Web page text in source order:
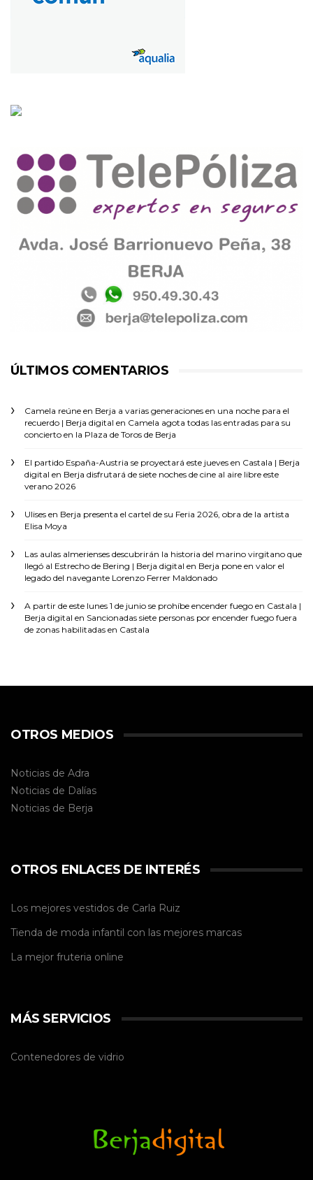
ÚLTIMOS COMENTARIOS
Camela reúne en Berja a varias generaciones en una noche para el
recuerdo | Berja digital en Camela agota todas las entradas para su
concierto en la Plaza de Toros de Berja
El partido España-Austria se proyectará este jueves en Castala | Berja
digital en Berja disfrutará de siete noches de cine al aire libre este
verano 2026
Ulises en Berja presenta el cartel de su Feria 2026, obra de la artista
Elisa Moya
Las aulas almerienses descubrirán la historia del marino virgitano que
llegó al Estrecho de Bering | Berja digital en Berja pone en valor el
legado del navegante Lorenzo Ferrer Maldonado
A partir de este lunes 1 de junio se prohíbe encender fuego en Castala |
Berja digital en Sancionadas siete personas por encender fuego fuera
de zonas habilitadas en Castala
OTROS MEDIOS
Noticias de Adra
Noticias de Dalías
Noticias de Berja
OTROS ENLACES DE INTERÉS
Los mejores vestidos de Carla Ruiz
Tienda de moda infantil con las mejores marcas
La mejor fruteria online
MÁS SERVICIOS
Contenedores de vidrio